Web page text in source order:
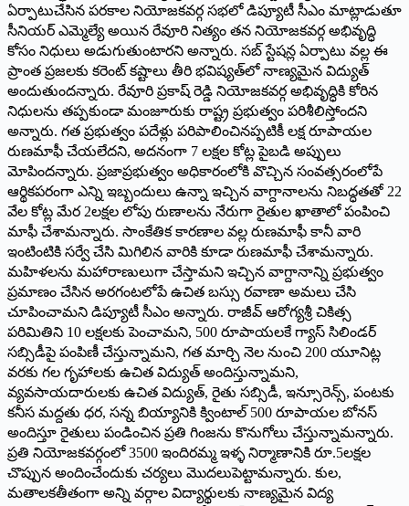
ఏర్పాటుచేసిన పరకాల నియోజకవర్గ సభలో డిప్యూటీ సీఎం మాట్లాడుతూ
సీనియర్ ఎమ్మెల్యే అయిన రేవూరి నిత్యం తన నియోజకవర్గ అభివృద్ధి
కోసం నిధులు అడుగుతుంటార‌ని అన్నారు. సబ్ స్టేషన్ల ఏర్పాటు వల్ల ఈ
ప్రాంత ప్రజలకు కరెంట్ కష్టాలు తీరి భవిష్యత్‌లో నాణ్యమైన విద్యుత్‌
అందుతుందన్నారు. రేవూరి ప్రకాష్ రెడ్డి నియోజకవర్గ అభివృద్ధికి కోరిన
నిధులను తప్పకుండా మంజూరుకు రాష్ట్ర ప్రభుత్వం పరిశీలిస్తోందని
అన్నారు. గత ప్రభుత్వం పదేళ్లు పరిపాలించినప్పటికీ లక్ష రూపాయల
రుణమాఫీ చేయలేదని, అదనంగా 7 లక్షల కోట్ల పైబడి అప్పులు
మోపిందన్నారు. ప్రజాప్రభుత్వం అధికారంలోకి వొచ్చిన సంవత్సరంలోపే
ఆర్థికపరంగా ఎన్ని ఇబ్బందులు ఉన్నా ఇచ్చిన వాగ్దానాలను నిబద్ధతతో 22
వేల కోట్ల మేర 2లక్షల లోపు రుణాలను నేరుగా రైతుల ఖాతాలో పంపించి
మాఫీ చేశామ‌న్నారు. సాంకేతిక కారణాల వల్ల రుణమాఫీ కానీ వారి
ఇంటింటికి సర్వే చేసి మిగిలిన వారికి కూడా రుణమాఫీ చేశామన్నారు.
మహిళలను మహారాణులుగా చేస్తామని ఇచ్చిన వాగ్దానాన్ని ప్రభుత్వం
ప్రమాణం చేసిన అరగంటలోపే ఉచిత బస్సు రవాణా అమలు చేసి
చూపించామని డిప్యూటీ సీఎం అన్నారు. రాజీవ్ ఆరోగ్యశ్రీ చికిత్స
పరిమితిని 10 లక్షలకు పెంచామని, 500 రూపాయలకే గ్యాస్ సిలిండర్
సబ్సిడీపై పంపిణీ చేస్తున్నామని, గత మార్చి నెల నుంచి 200 యూనిట్ల
వరకు గల గృహాలకు ఉచిత విద్యుత్ అందిస్తున్నామని,
వ్యవసాయదారులకు ఉచిత విద్యుత్, రైతు సబ్సిడీ, ఇన్సూరెన్స్, పంటకు
కనీస మద్దతు ధర, సన్న బియ్యానికి క్వింటాల్ 500 రూపాయల బోనస్
అందిస్తూ రైతులు పండించిన ప్రతి గింజను కొనుగోలు చేస్తున్నామన్నారు.
ప్రతి నియోజకవర్గంలో 3500 ఇందిరమ్మ ఇళ్ళ నిర్మాణానికి రూ.5లక్షల
చొప్పున అందించేందుకు చర్యలు మొదలుపెట్టామన్నారు. కుల,
మతాలకతీతంగా అన్ని వర్గాల విద్యార్థులకు నాణ్యమైన విద్య